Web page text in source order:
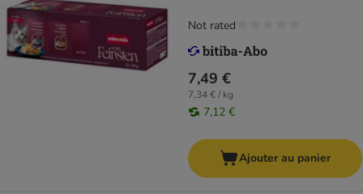
7,49 €
7,34 € / kg
7,12 €
Not rated
Ajouter au panier